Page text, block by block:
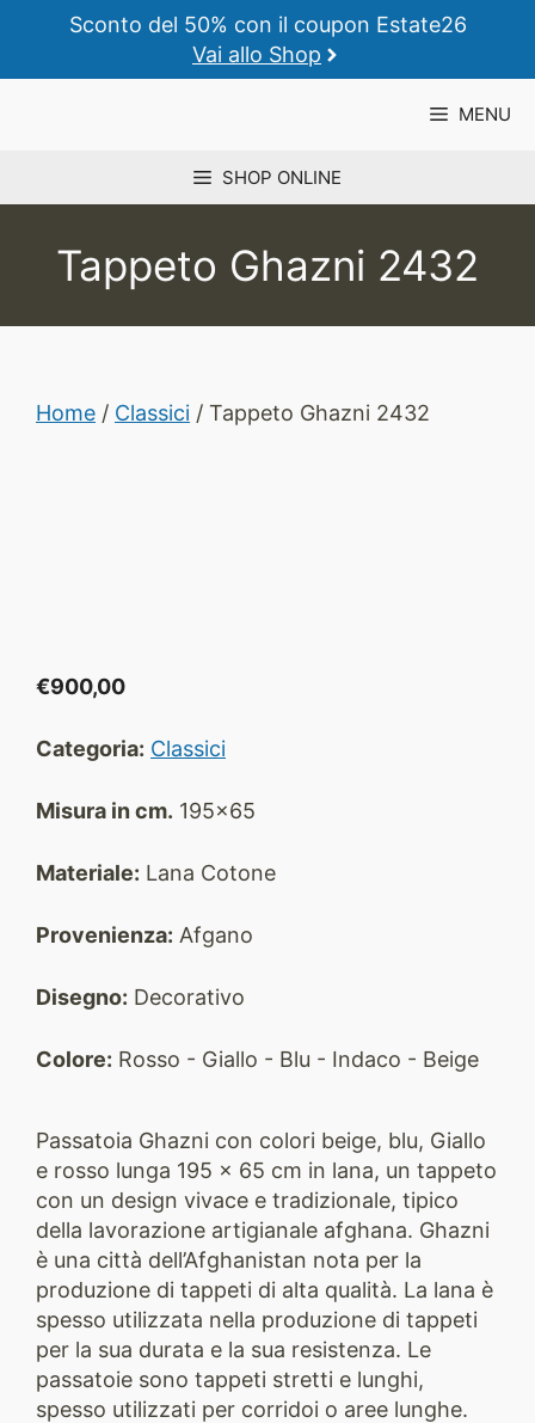
contenuto
Sconto del 50% con il coupon Estate26
Vai allo Shop
MENU
SHOP ONLINE
Tappeto Ghazni 2432
Home / Classici / Tappeto Ghazni 2432
€900,00
Categoria: Classici
Misura in cm. 195x65
Materiale: Lana Cotone
Provenienza: Afgano
Disegno: Decorativo
Colore: Rosso - Giallo - Blu - Indaco - Beige
Passatoia Ghazni con colori beige, blu, Giallo
e rosso lunga 195 x 65 cm in lana, un tappeto
con un design vivace e tradizionale, tipico
della lavorazione artigianale afghana. Ghazni
è una città dell’Afghanistan nota per la
produzione di tappeti di alta qualità. La lana è
spesso utilizzata nella produzione di tappeti
per la sua durata e la sua resistenza. Le
passatoie sono tappeti stretti e lunghi,
spesso utilizzati per corridoi o aree lunghe.